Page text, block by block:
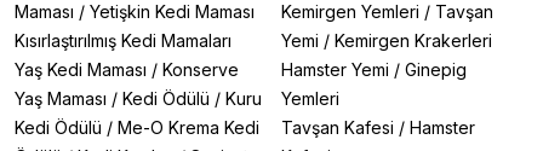
Maması / Yetişkin Kedi Maması
Kısırlaştırılmış Kedi Mamaları
Yaş Kedi Maması / Konserve
Yaş Maması / Kedi Ödülü / Kuru
Kedi Ödülü / Me-O Krema Kedi
Kemirgen Yemleri / Tavşan
Yemi / Kemirgen Krakerleri
Hamster Yemi / Ginepig
Yemleri
Tavşan Kafesi / Hamster